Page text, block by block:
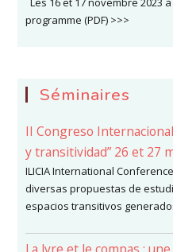
programme (PDF) >>>
Séminaires
II Congreso
y transitividad” 26 et 27
ILICIA International
diversas propuestas de
espacios transitivos